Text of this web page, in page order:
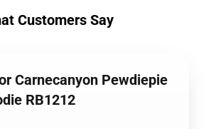
Customers Say
Carnecanyon Pewdiepie
RB1212